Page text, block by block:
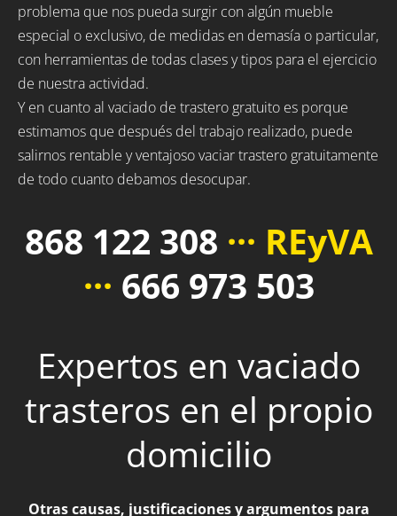
problema que nos pueda surgir con algún mueble
especial o exclusivo, de medidas en demasía o particular,
con herramientas de todas clases y tipos para el ejercicio
de nuestra actividad.
Y en cuanto al vaciado de trastero gratuito es porque
estimamos que después del trabajo realizado, puede
salirnos rentable y ventajoso vaciar trastero gratuitamente
de todo cuanto debamos desocupar.
868 122 308 ··· REyVA
··· 666 973 503
Expertos en vaciado
trasteros en el propio
domicilio
Otras causas, justificaciones y argumentos para